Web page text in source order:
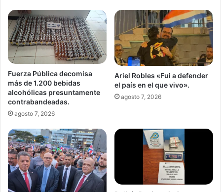
Fuerza Pública decomisa
más de 1.200 bebidas
alcohólicas presuntamente
contrabandeadas.
agosto 7, 2026
Ariel Robles «Fui a defender
el país en el que vivo».
agosto 7, 2026